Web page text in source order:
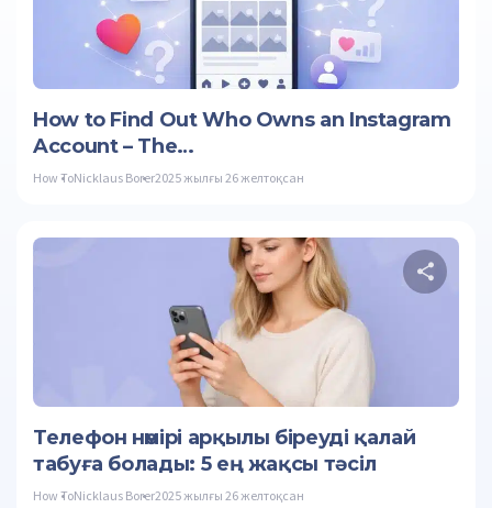
Twitter
How to Find Out Who Owns an Instagram
Account – The…
How ToNicklaus Borer2025 жылғы 26 желтоқсан
Twitter
Телефон нөмірі арқылы біреуді қалай
табуға болады: 5 ең жақсы тәсіл
How ToNicklaus Borer2025 жылғы 26 желтоқсан